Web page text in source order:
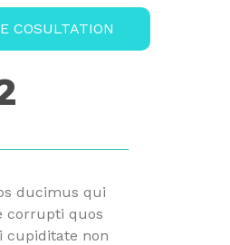
COSULTATION
ducimus qui
corrupti quos
cupiditate non